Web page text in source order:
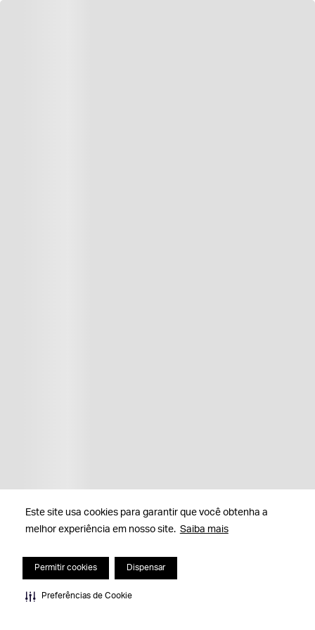
Este site usa cookies para garantir que você obtenha a
melhor experiência em nosso site. Saiba mais
Permitir cookies Dispensar
Preferências de Cookie